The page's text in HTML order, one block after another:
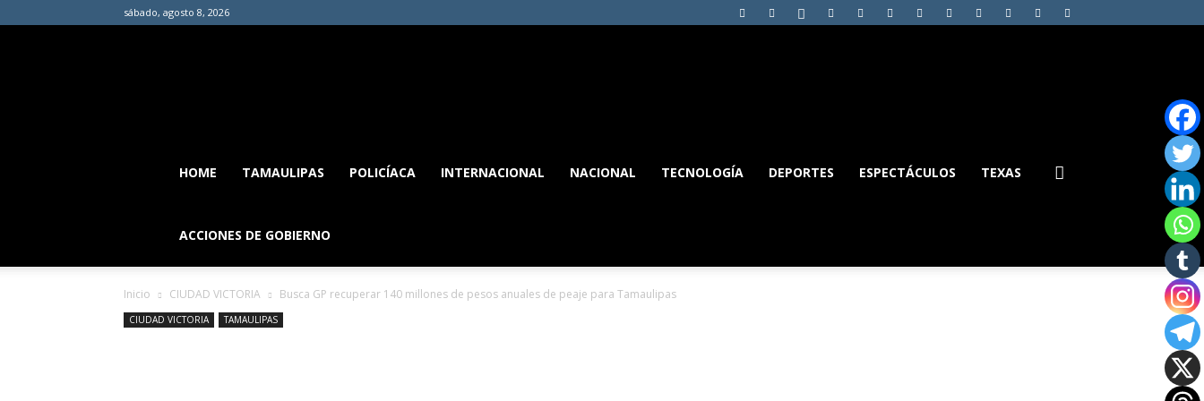
sábado, agosto 8, 2026
HOME TAMAULIPAS POLICÍACA INTERNACIONAL NACIONAL TECNOLOGÍA DEPORTES ESPECTÁCULOS TEXAS
ACCIONES DE GOBIERNO
Inicio CIUDAD VICTORIA Busca GP recuperar 140 millones de pesos anuales de peaje para Tamaulipas
CIUDAD VICTORIA TAMAULIPAS